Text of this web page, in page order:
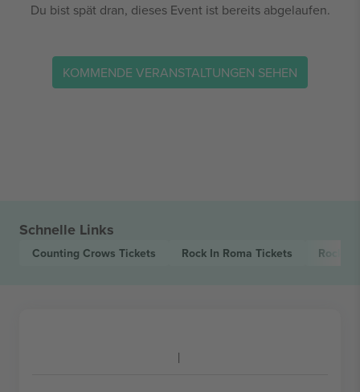
Du bist spät dran, dieses Event ist bereits abgelaufen.
KOMMENDE VERANSTALTUNGEN SEHEN
Schnelle Links
Counting Crows Tickets Rock In Roma Tickets Rock